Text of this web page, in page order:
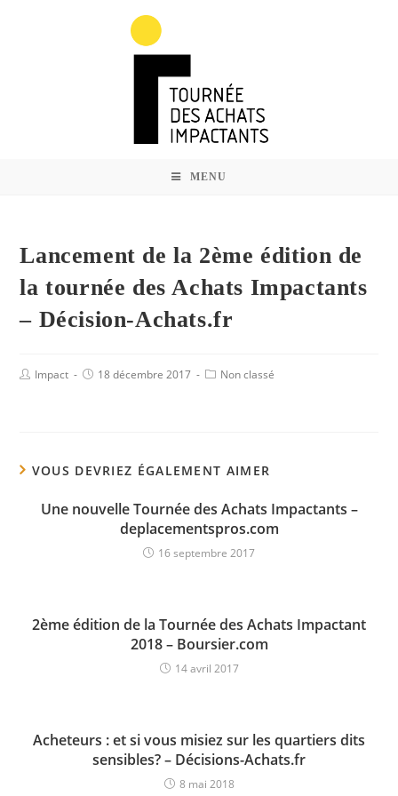
MENU
Lancement de la 2ème édition de
la tournée des Achats Impactants
– Décision-Achats.fr
Impact 18 décembre 2017 Non classé
VOUS DEVRIEZ ÉGALEMENT AIMER
Une nouvelle Tournée des Achats Impactants –
deplacementspros.com
16 septembre 2017
2ème édition de la Tournée des Achats Impactant
2018 – Boursier.com
14 avril 2017
Acheteurs : et si vous misiez sur les quartiers dits
sensibles? – Décisions-Achats.fr
8 mai 2018